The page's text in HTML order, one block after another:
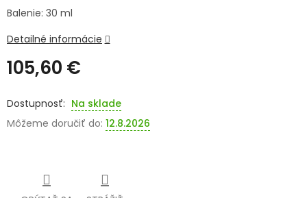
105,60 €
cena:
Na sklade
Môžeme doručiť do: 12.8.2026
Balenie: 30 ml
Detailné informácie